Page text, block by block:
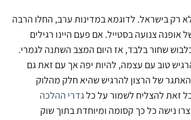
רק בישראל. לדוגמא במדינות ערב, החלו הרבה
אופנה צנועה בסטייל. אם פעם היינו רגילים
שחור בלבד, אז היום המצב השתנה לגמרי.
טוב עם עצמה, להיות יפה אך עם זאת גם
של הרצון להרגיש שהיא חלק מהלוק
זאת להצליח לשמור על כלגדרי ההלכה
נישה כל כך קסומה ומיוחדת בתוך שוק